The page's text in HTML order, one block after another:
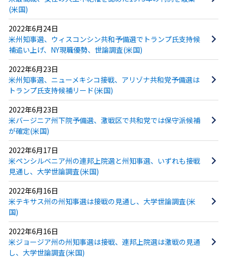
(米国)
2022年6月24日
米州知事選、ウィスコンシン共和予備選でトランプ氏支持候
補追い上げ、NY現職優勢、世論調査(米国)
2022年6月23日
米州知事選、ニューメキシコ接戦、アリゾナ共和党予備選は
トランプ氏支持候補リード(米国)
2022年6月23日
米バージニア州下院予備選、激戦区で共和党では保守派候補
が確定(米国)
2022年6月17日
米ペンシルベニア州の連邦上院選と州知事選、いずれも接戦
見通し、大学世論調査(米国)
2022年6月16日
米テキサス州の州知事選は接戦の見通し、大学世論調査(米
国)
2022年6月16日
米ジョージア州の州知事選は接戦、連邦上院選は激戦の見通
し、大学世論調査(米国)